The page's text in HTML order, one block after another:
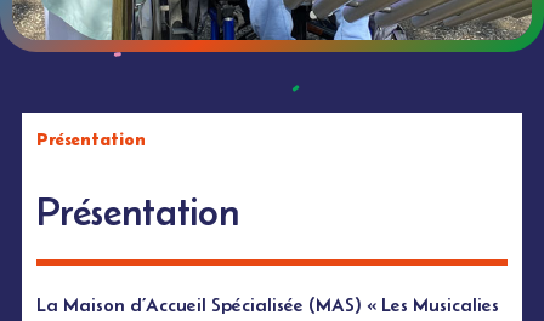
Présentation
Présentation
La Maison d’Accueil Spécialisée (MAS) « Les Musicalies